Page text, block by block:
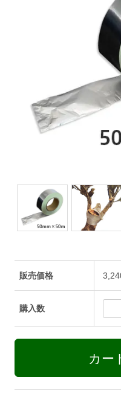
販売価格
購入数